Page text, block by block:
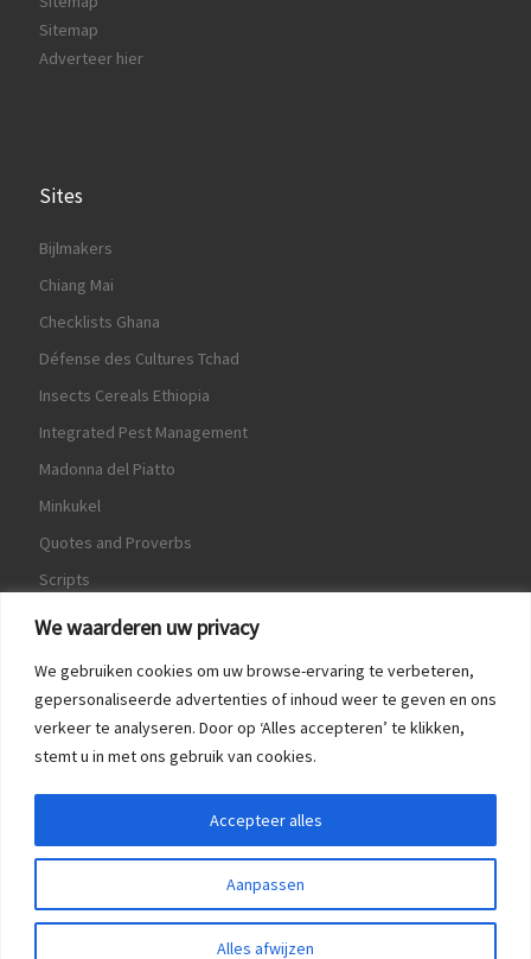
We waarderen uw privacy
We gebruiken cookies om uw browse-ervaring te verbeteren,
gepersonaliseerde advertenties of inhoud weer te geven en ons
verkeer te analyseren. Door op ‘Alles accepteren’ te klikken,
stemt u in met ons gebruik van cookies.
Aanpassen
Alles afwijzen
Accepteer alles
Sitemap
Adverteer hier
Sites
Bijlmakers
Chiang Mai
Checklists Ghana
Défense des Cultures Tchad
Insects Cereals Ethiopia
Integrated Pest Management
Madonna del Piatto
Minkukel
Quotes and Proverbs
Scripts
World Crops Database
Game
Spreekwoorden & Citaten